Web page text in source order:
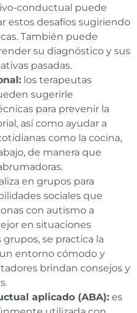
conductual puede
estos desafíos sugiriendo
También puede
su diagnóstico y sus
pasadas.
los terapeutas
sugerirle
para prevenir la
así como ayudar a
como la cocina,
de manera que
en grupos para
sociales que
con autismo a
en situaciones
grupos, se practica la
entorno cómodo y
brindan consejos y
aplicado (ABA):es